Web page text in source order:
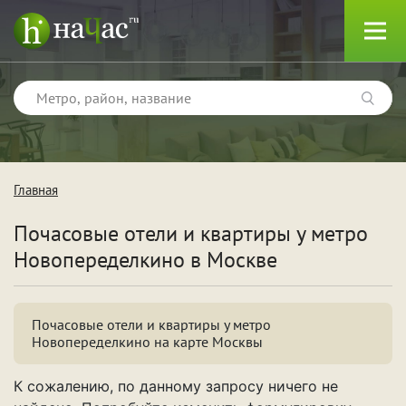
Тип
Квартиры
Главная
Почасовые отели и квартиры у метро
Новопеределкино в Москве
Почасовые отели и квартиры у метро
Новопеределкино на карте Москвы
К сожалению, по данному запросу ничего не